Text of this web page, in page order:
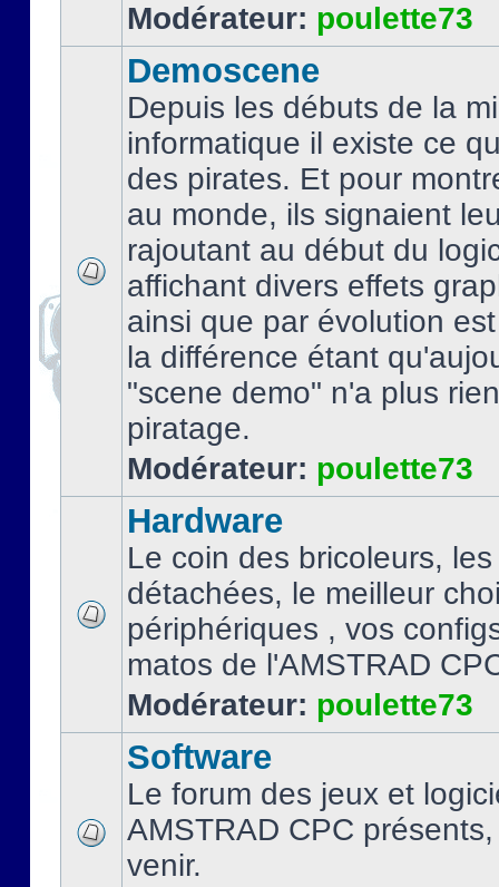
Modérateur: poulette73
Demoscene
Depuis les débuts de la
informatique il existe ce
des pirates. Et pour
au monde, ils signaient
rajoutant au début du
affichant divers effets
ainsi que par évolution
la différence étant
"scene demo" n'a plus
piratage.
Modérateur: poulette73
Hardware
Le coin des bricoleurs,
détachées, le meilleur
périphériques , vos
matos de l'AMSTRAD
Modérateur: poulette73
Software
Le forum des jeux et
AMSTRAD CPC
venir.